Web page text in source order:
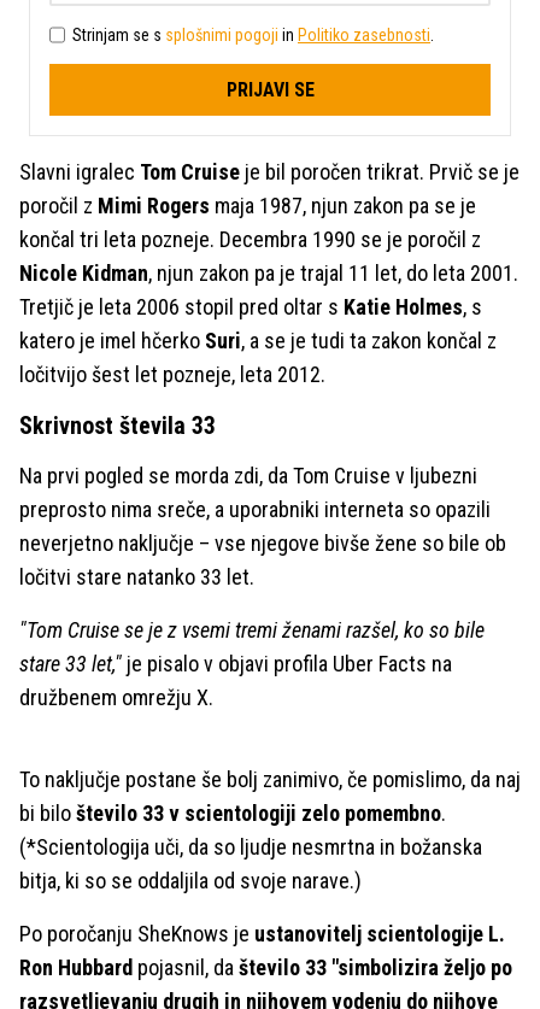
Strinjam se s splošnimi pogoji in Politiko zasebnosti
PRIJAVI SE
Slavni igralec Tom Cruise je bil poročen trikrat. Prvič se je
poročil z Mimi Rogers maja 1987, njun zakon pa se je
končal tri leta pozneje. Decembra 1990 se je poročil z
Nicole Kidman, njun zakon pa je trajal 11 let, do leta 2001.
Tretjič je leta 2006 stopil pred oltar s Katie Holmes, s
katero je imel hčerko Suri, a se je tudi ta zakon končal z
ločitvijo šest let pozneje, leta 2012.
Skrivnost števila 33
Na prvi pogled se morda zdi, da Tom Cruise v ljubezni
preprosto nima sreče, a uporabniki interneta so opazili
neverjetno naključje – vse njegove bivše žene so bile ob
ločitvi stare natanko 33 let.
"Tom Cruise se je z vsemi tremi ženami razšel, ko so bile
stare 33 let," je pisalo v objavi profila Uber Facts na
družbenem omrežju X.
To naključje postane še bolj zanimivo, če pomislimo, da naj
bi biloštevilo 33 v scientologiji zelo pomembno.
(*Scientologija uči, da so ljudje nesmrtna in božanska
bitja, ki so se oddaljila od svoje narave.)
Po poročanju SheKnows je ustanovitelj scientologije L.
Ron Hubbard pojasnil, da število 33 "simbolizira željo po
razsvetljevanju drugih in njihovem vodenju do njihove